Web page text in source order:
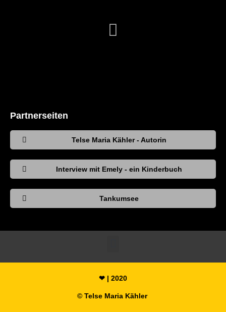
Partnerseiten
Telse Maria Kähler - Autorin
Interview mit Emely - ein Kinderbuch
Tankumsee
❤ | 2020
© Telse Maria Kähler